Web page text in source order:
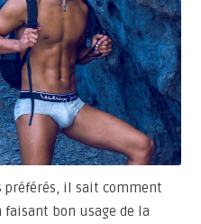
préférés, il sait comment
bon usage de la